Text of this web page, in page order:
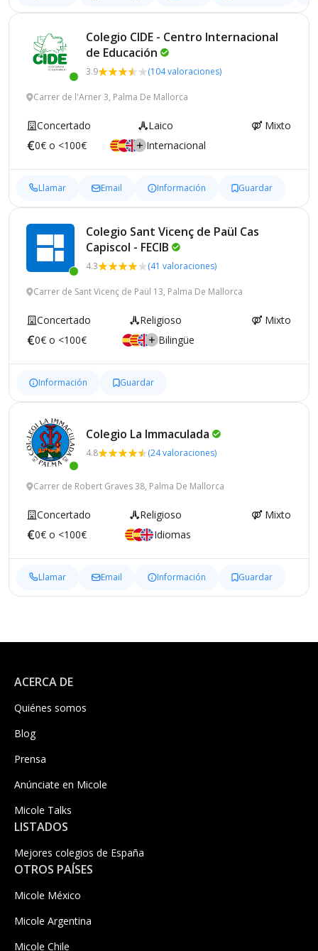
Colegio CIDE - Centro Internacional
de Educación
3.9 (104 valoraciones)
Carrer de l'Arner 3, Palma De Mallorca
Concertado Laico
Mixto
0€ o <100€
Internacional
Llamar Email Información Guardar
Colegio Sant Vicenç de Paül Cas
Capiscol - FECIB
4.3 (41 valoraciones)
Carrer de Sant Vicenç de Paül 13, Palma De Mallorca
Concertado Religioso
Mixto
0€ o <100€
Bilingüe
Información Guardar
Colegio La Immaculada
4.8 (24 valoraciones)
Carrer de Robert Graves 38, Palma De Mallorca
Concertado Religioso
Mixto
0€ o <100€
Idiomas
Llamar Email Información Guardar
ACERCA DE
Quiénes somos
Blog
Prensa
Anúnciate en Micole
Micole Talks
LISTADOS
Mejores colegios de España
OTROS PAÍSES
Micole México
Micole Argentina
Micole Chile